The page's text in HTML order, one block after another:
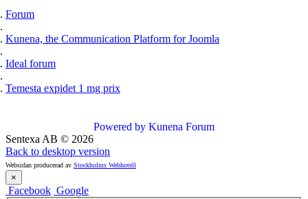
Forum
Kunena, the Communication Platform for Joomla
Ideal forum
Temesta expidet 1 mg prix
Powered by Kunena Forum
Sentexa AB © 2026
Back to desktop version
Websidan producerad av Stockholms Webhotell
×
Facebook Google